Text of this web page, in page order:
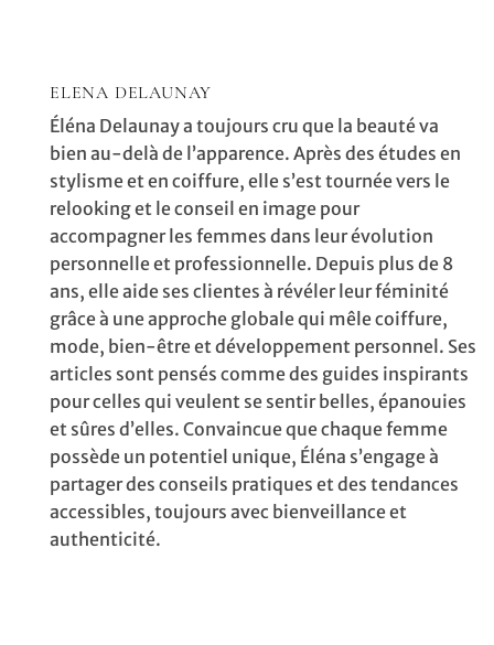
ELENA DELAUNAY
Éléna Delaunay a toujours cru que la beauté va
bien au-delà de l’apparence. Après des études en
stylisme et en coiffure, elle s’est tournée vers le
relooking et le conseil en image pour
accompagner les femmes dans leur évolution
personnelle et professionnelle. Depuis plus de 8
ans, elle aide ses clientes à révéler leur féminité
grâce à une approche globale qui mêle coiffure,
mode, bien-être et développement personnel. Ses
articles sont pensés comme des guides inspirants
pour celles qui veulent se sentir belles, épanouies
et sûres d’elles. Convaincue que chaque femme
possède un potentiel unique, Éléna s’engage à
partager des conseils pratiques et des tendances
accessibles, toujours avec bienveillance et
authenticité.